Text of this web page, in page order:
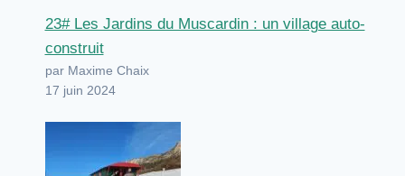
23# Les Jardins du Muscardin : un village auto-
construit
par Maxime Chaix
17 juin 2024